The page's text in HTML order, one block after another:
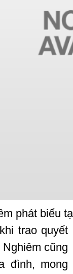
phát biểu
trao quyết
cũng
đình, mong